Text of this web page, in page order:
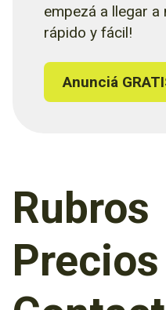
empezá a llegar a
rápido y fácil!
Anunciá
Rubros
Precios